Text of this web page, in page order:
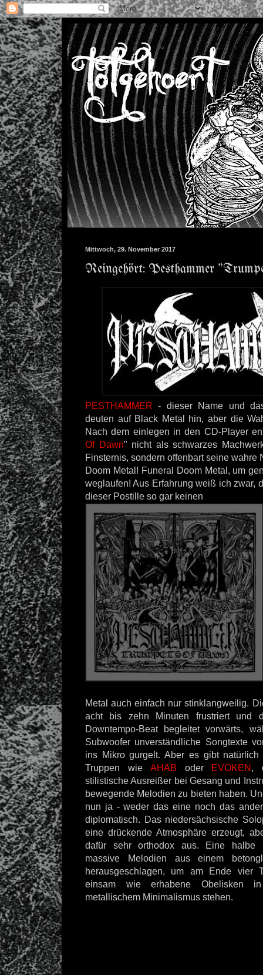
Mittwoch, 29. November 2017
Reingehört: Pesthammer
PESTHAMMER - dieser Name und
deuten auf Black Metal hin, aber die
Nach dem einlegen in den CD-Player
Of Dawn" nicht als schwarzes
Finsternis, sondern offenbart seine wahre
Doom Metal! Funeral Doom Metal, um
weglaufen! Aus Erfahrung weiß ich zwar,
dieser Postille so gar keinen
Metal auch einfach nur stinklangweilig.
acht bis zehn Minuten frustriert und
Downtempo-Beat begleitet vorwärts,
Subwoofer unverständliche Songtexte
ins Mikro gurgelt. Aber es gibt natürlich
Truppen wie AHAB oder EVOKEN ,
stilistische Ausreißer bei Gesang und
bewegende Melodien zu bieten haben.
nun ja - weder das eine noch das
diplomatisch. Das niedersächsische
eine drückende Atmosphäre erzeugt,
dafür sehr orthodox aus. Eine halbe
massive Melodien aus einem
herausgeschlagen, um am Ende vier
einsam wie erhabene Obelisken
metallischem Minimalismus stehen.